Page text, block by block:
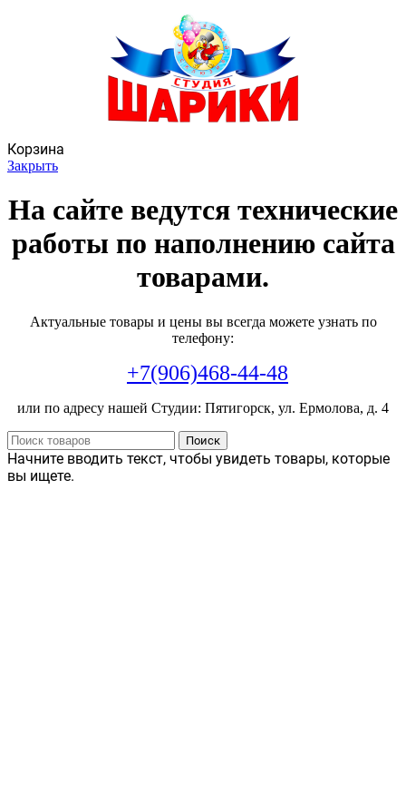
Корзина
Закрыть
На сайте ведутся технические
работы по наполнению сайта
товарами.
Актуальные товары и цены вы всегда можете узнать по
телефону:
+7(906)468-44-48
или по адресу нашей Студии: Пятигорск, ул. Ермолова, д. 4
Поиск
Начните вводить текст, чтобы увидеть товары, которые
вы ищете.